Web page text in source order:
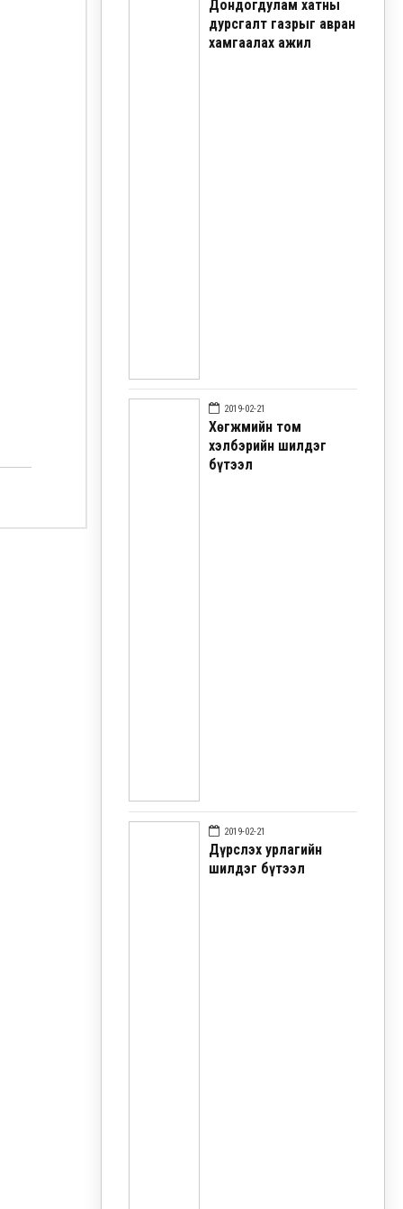
Дондогдулам хатны
дурсгалт газрыг авран
хамгаалах ажил
2019-02-21
Хөгжмийн том
хэлбэрийн шилдэг
бүтээл
2019-02-21
Дүрслэх урлагийн
шилдэг бүтээл